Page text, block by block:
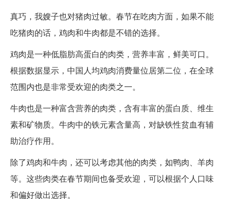
真巧，我嫂子也对猪肉过敏。春节在吃肉方面，如果不能
吃猪肉的话，鸡肉和牛肉都是不错的选择。
鸡肉是一种低脂肪高蛋白的肉类，营养丰富，鲜美可口。
根据数据显示，中国人均鸡肉消费量位居第二位，在全球
范围内也是非常受欢迎的肉类之一。
牛肉也是一种富含营养的肉类，含有丰富的蛋白质、维生
素和矿物质。牛肉中的铁元素含量高，对缺铁性贫血有辅
助治疗作用。
除了鸡肉和牛肉，还可以考虑其他的肉类，如鸭肉、羊肉
等。这些肉类在春节期间也备受欢迎，可以根据个人口味
和偏好做出选择。